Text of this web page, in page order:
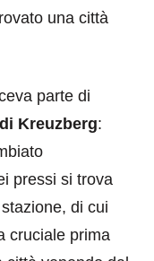
una città
parte di
Kreuzberg:
pressi si trova
di cui
cruciale prima